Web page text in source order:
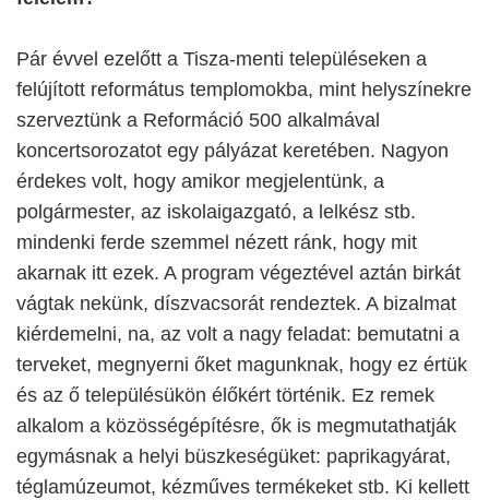
Pár évvel ezelőtt a Tisza-menti településeken a
felújított református templomokba, mint helyszínekre
szerveztünk a Reformáció 500 alkalmával
koncertsorozatot egy pályázat keretében. Nagyon
érdekes volt, hogy amikor megjelentünk, a
polgármester, az iskolaigazgató, a lelkész stb.
mindenki ferde szemmel nézett ránk, hogy mit
akarnak itt ezek. A program végeztével aztán birkát
vágtak nekünk, díszvacsorát rendeztek. A bizalmat
kiérdemelni, na, az volt a nagy feladat: bemutatni a
terveket, megnyerni őket magunknak, hogy ez értük
és az ő településükön élőkért történik. Ez remek
alkalom a közösségépítésre, ők is megmutathatják
egymásnak a helyi büszkeségüket: paprikagyárat,
téglamúzeumot, kézműves termékeket stb. Ki kellett